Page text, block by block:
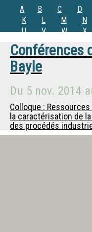
A B C D
K
L M N
U
V W X
Conférences
Bayle
Du 5 nov. 2014
Colloque :
la caractérisation de
des procédés